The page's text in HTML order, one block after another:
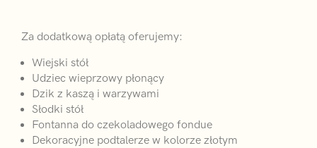
Za dodatkową opłatą oferujemy:
Wiejski stół
Udziec wieprzowy płonący
Dzik z kaszą i warzywami
Słodki stół
Fontanna do czekoladowego fondue
Dekoracyjne podtalerze w kolorze złotym